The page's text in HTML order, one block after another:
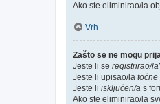
Ako ste eliminirao/la
Vrh
Zašto se ne mogu
Jeste li se registrirao/la
Jeste li upisao/la točne
Jeste li isključen/a s
Ako ste eliminirao/la